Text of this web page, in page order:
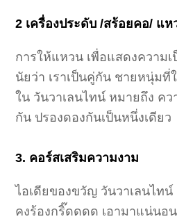
2 เครื่องประดับ /สร้อยคอ/ แห
การให้แหวน เพื่อแสดงความเ
นัยว่า เราเป็นคู่กัน ชายหนุ่ม
ใน วันวาเลนไทน์ หมายถึง ค
กัน ปรองดองกันเป็นหนึ่งเดียว
3. คอร์สเสริมความงาม
ไอเดียของขวัญ วันวาเลนไท
คงร้องกริ๊ดดดด เอามาแน่น